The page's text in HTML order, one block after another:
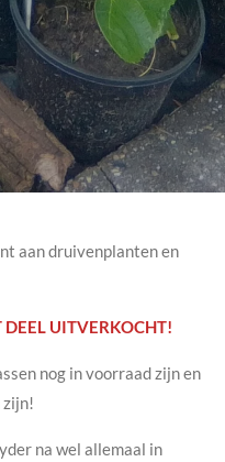
aan druivenplanten en
UITVERKOCHT!
nog in voorraad zijn en
na wel allemaal in